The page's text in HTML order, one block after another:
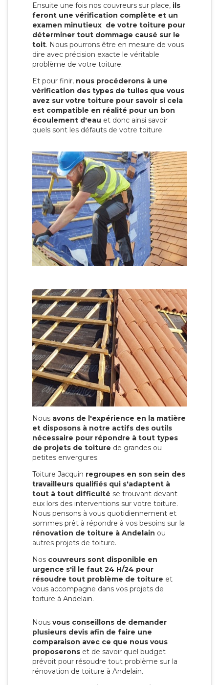
Ensuite une fois nos couvreurs sur place, ils
feront une vérification complète et un
examen minutieux de votre toiture pour
déterminer tout dommage causé sur le
toit. Nous pourrons être en mesure de vous
dire avec précision exacte le véritable
problème de votre toiture.
Et pour finir, nous procéderons à une
vérification des types de tuiles que vous
avez sur votre toiture pour savoir si cela
est compatible en réalité pour un bon
écoulement d'eau et donc ainsi savoir
quels sont les défauts de votre toiture.
Nous avons de l'expérience en la matière
et disposons à notre actifs des outils
nécessaire pour répondre à tout types
de projets de toiture de grandes ou
petites envergures.
Toiture Jacquin regroupes en son sein des
travailleurs qualifiés qui s'adaptent à
tout à tout difficulté se trouvant devant
eux lors des interventions sur votre toiture.
Nous pensons à vous quotidiennement et
sommes prêt à répondre à vos besoins sur la
rénovation de toiture à Andelain ou
autres projets de toiture.
Nos couvreurs sont disponible en
urgence s'il le faut 24 H/24 pour
résoudre tout problème de toiture et
vous accompagne dans vos projets de
toiture à Andelain.
Nous vous conseillons de demander
plusieurs devis afin de faire une
comparaison avec ce que nous vous
proposerons et de savoir quel budget
prévoit pour résoudre tout problème sur la
rénovation de toiture à Andelain.